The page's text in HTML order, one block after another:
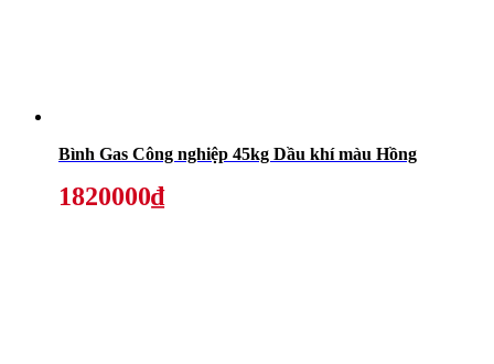
Bình Gas Công nghiệp 45kg Dầu khí màu Hồng
1820000₫